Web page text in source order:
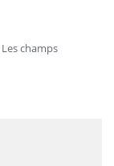
Les champs